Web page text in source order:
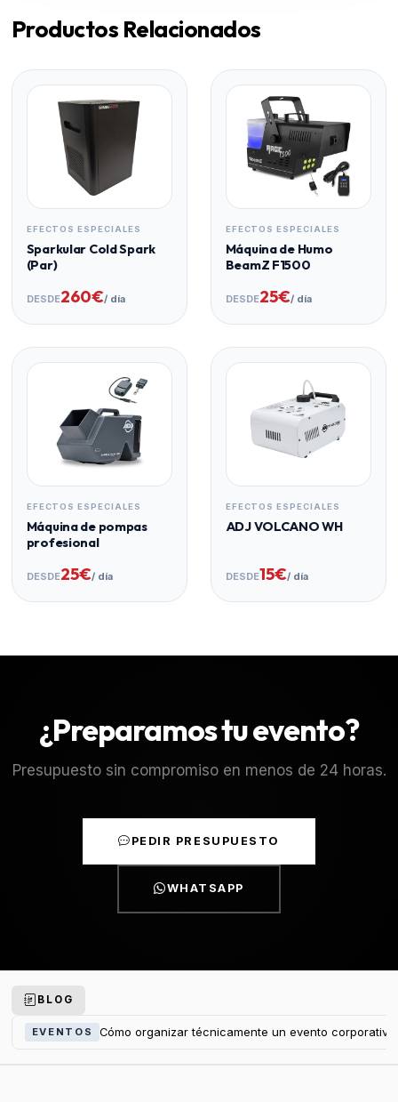
Productos Relacionados
EFECTOS ESPECIALES
Sparkular Cold Spark
(Par)
DESDE260€/ día
EFECTOS ESPECIALES
Máquina de Humo
BeamZ F1500
DESDE25€/ día
EFECTOS ESPECIALES
Máquina de pompas
profesional
DESDE25€/ día
EFECTOS ESPECIALES
ADJ VOLCANO WH
DESDE15€/ día
¿Preparamos tu evento?
Presupuesto sin compromiso en menos de 24 horas.
PEDIR PRESUPUESTO
WHATSAPP
BLOG
EVENTOS Cómo organizar técnicamente un evento